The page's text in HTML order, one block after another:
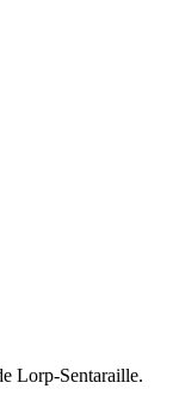
Lorp-Sentaraille.